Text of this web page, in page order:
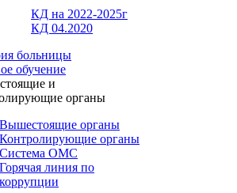
КД на 2022-2025г
КД 04.2020
больницы
обучение
и
органы
Вышестоящие органы
Контролирующие органы
Система ОМС
Горячая линия по
коррупции